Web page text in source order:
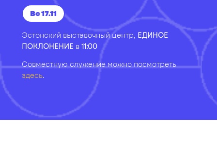
Вс 17.11
Эстонский выставочный центр, ЕДИНОЕ
ПОКЛОНЕНИЕ в 11:00
Совместную служениеможно посмотреть
здесь.